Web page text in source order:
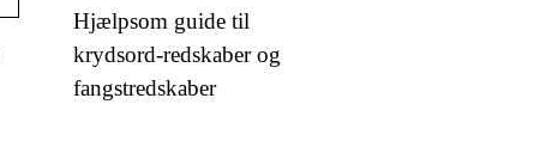
Hjælpsom guide til
krydsord-redskaber og
fangstredskaber